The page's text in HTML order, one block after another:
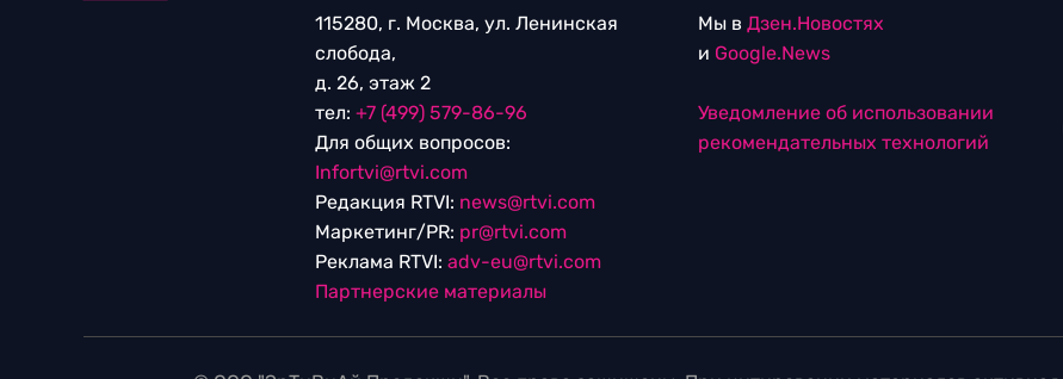
115280, г. Москва, ул. Ленинская
слобода,
д. 26, этаж 2
тел: +7 (499) 579-86-96
Для общих вопросов:
Infortvi@rtvi.com
Редакция RTVI: news@rtvi.com
Маркетинг/PR: pr@rtvi.com
Реклама RTVI: adv-eu@rtvi.com
Партнерские материалы
Мы в Дзен.Новостях
и Google.News
Уведомление об использовании
рекомендательных технологий